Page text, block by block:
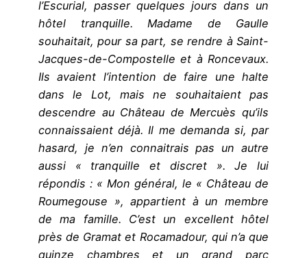
l’Escurial, passer quelques jours dans un
hôtel tranquille. Madame de Gaulle
souhaitait, pour sa part, se rendre à Saint-
Jacques-de-Compostelle et à Roncevaux.
Ils avaient l’intention de faire une halte
dans le Lot, mais ne souhaitaient pas
descendre au Château de Mercuès qu’ils
connaissaient déjà. Il me demanda si, par
hasard, je n’en connaitrais pas un autre
aussi « tranquille et discret ». Je lui
répondis : « Mon général, le « Château de
Roumegouse », appartient à un membre
de ma famille. C’est un excellent hôtel
près de Gramat et Rocamadour, qui n’a que
quinze chambres et un grand parc